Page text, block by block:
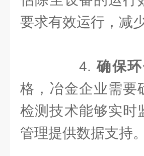
要求有效运行，减
4.确保
格，冶金企业需要
检测技术能够实时
管理提供数据支持。